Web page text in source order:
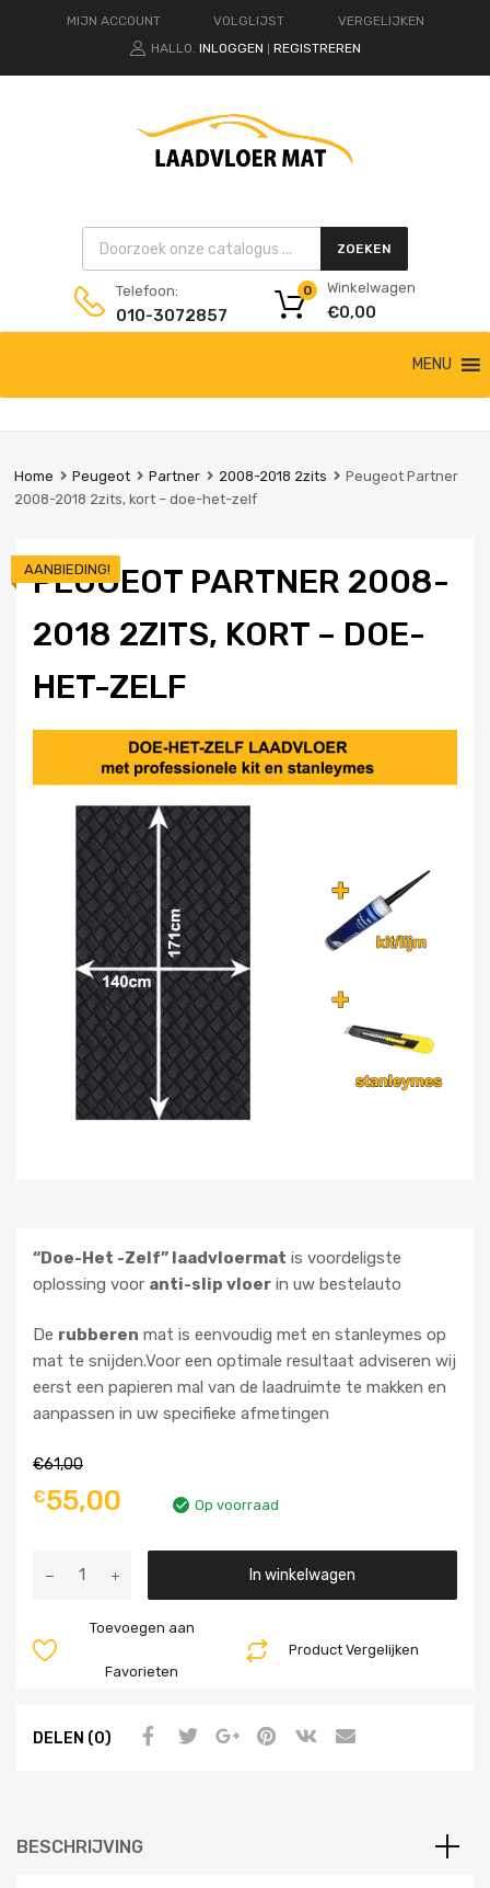
MIJN ACCOUNT VOLGLIJST
VERGELIJKEN
HALLO. INLOGGEN REGISTREREN
Products search ZOEKEN
Telefoon:
010-3072857
Winkelwagen
€0,00
0
de
MENU
Home Peugeot Partner 2008-2018 2zits
Peugeot Partner
2008-2018 2zits, kort – doe-het-zelf
PEUGEOT PARTNER 2008-
2018 2ZITS, KORT – DOE-
HET-ZELF
AANBIEDING!
“Doe-Het -Zelf” laadvloermat is voordeligste
oplossing voor anti-slip vloer in uw bestelauto
De rubberen mat is eenvoudig met en stanleymes op
mat te snijden.Voor een optimale resultaat adviseren wij
eerst een papieren mal van de laadruimte te makken en
aanpassen in uw specifieke afmetingen
€61,00
€55,00 Op voorraad
In winkelwagen
Product Vergelijken
Toevoegen aan
Favorieten
DELEN (0)
BESCHRIJVING